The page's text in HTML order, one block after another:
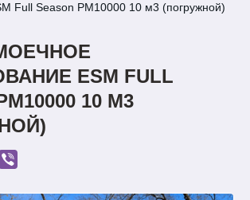
Full Season PM10000 10 м3 (погружной)
ESM FULL
10 М3